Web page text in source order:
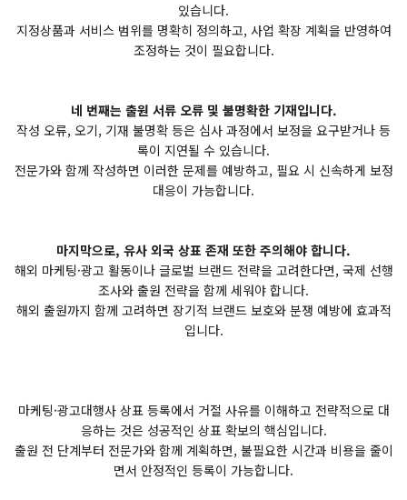
있습니다.
지정상품과 서비스 범위를 명확히 정의하고, 사업 확장 계획을 반영하여
조정하는 것이 필요합니다.
네 번째는 출원 서류 오류 및 불명확한 기재입니다.
작성 오류, 오기, 기재 불명확 등은 심사 과정에서 보정을 요구받거나 등
록이 지연될 수 있습니다.
전문가와 함께 작성하면 이러한 문제를 예방하고, 필요 시 신속하게 보정
대응이 가능합니다.
마지막으로, 유사 외국 상표 존재 또한 주의해야 합니다.
해외 마케팅·광고 활동이나 글로벌 브랜드 전략을 고려한다면, 국제 선행
조사와 출원 전략을 함께 세워야 합니다.
해외 출원까지 함께 고려하면 장기적 브랜드 보호와 분쟁 예방에 효과적
입니다.
마케팅·광고대행사 상표 등록에서 거절 사유를 이해하고 전략적으로 대
응하는 것은 성공적인 상표 확보의 핵심입니다.
출원 전 단계부터 전문가와 함께 계획하면, 불필요한 시간과 비용을 줄이
면서 안정적인 등록이 가능합니다.